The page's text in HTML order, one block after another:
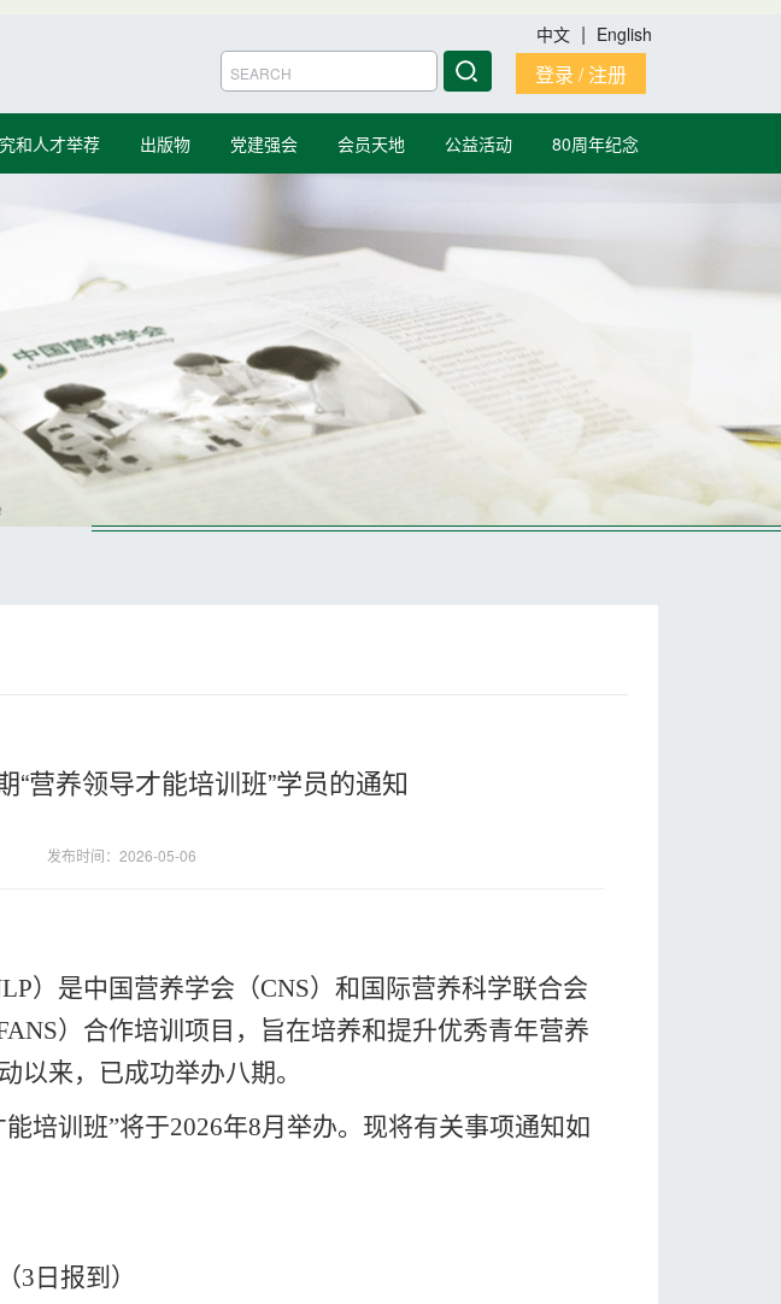
中文 | English
登录 / 注册
和人才举荐 出版物 党建强会 会员天地 公益活动 80周年纪念
“营养领导才能培训班”学员的通知
发布时间：2026-05-06
）是中国营养学会（CNS）和国际营养科学联合会
） 合作培训项目， 旨在培养和提升优秀青年营养
以来，已成功举办八期。
培训班”将于2026年8月举办。 现将有关事项通知如
3日报到）